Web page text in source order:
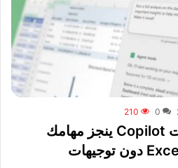
0
210
مايكروسوفت كوبايلوت Copilot ينجز مهامك